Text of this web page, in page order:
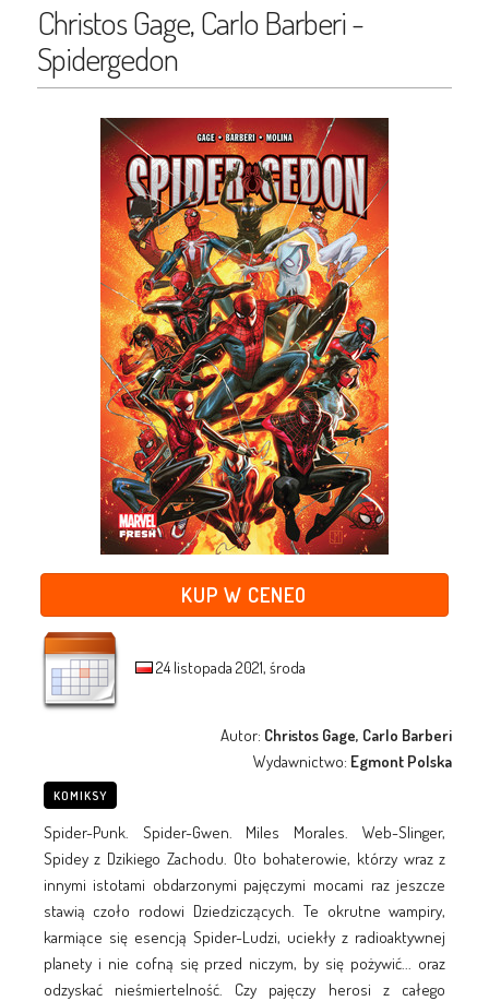
Christos Gage, Carlo Barberi -
Spidergedon
KUP W CENEO
24 listopada 2021, środa
Autor: Christos Gage, Carlo Barberi
Wydawnictwo: Egmont Polska
KOMIKSY
Spider-Punk. Spider-Gwen. Miles Morales. Web-Slinger,
Spidey z Dzikiego Zachodu. Oto bohaterowie, którzy wraz z
innymi istotami obdarzonymi pajęczymi mocami raz jeszcze
stawią czoło rodowi Dziedziczących. Te okrutne wampiry,
karmiące się esencją Spider-Ludzi, uciekły z radioaktywnej
planety i nie cofną się przed niczym, by się pożywić... oraz
odzyskać nieśmiertelność. Czy pajęczy herosi z całego